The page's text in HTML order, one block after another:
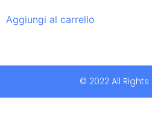
Aggiungi al carrello
© 2022 All Rights